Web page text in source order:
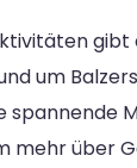
gibt
um
spannende
mehr über